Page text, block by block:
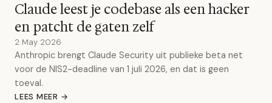
Claude leest je codebase als een hacker
en patcht de gaten zelf
2 May 2026
Anthropic brengt Claude Security uit publieke beta net
voor de NIS2-deadline van 1 juli 2026, en dat is geen
toeval.
LEES MEER →